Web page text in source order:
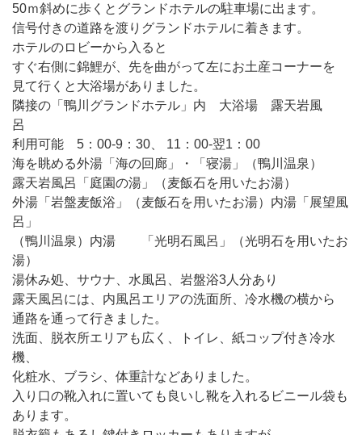
50ｍ斜めに歩くとグランドホテルの駐車場に出ます。
信号付きの道路を渡りグランドホテルに着きます。
ホテルのロビーから入ると
すぐ右側に錦鯉が、先を曲がって左にお土産コーナーを
見て行くと大浴場がありました。
隣接の「鴨川グランドホテル」内 大浴場 露天岩風
呂
利用可能 5：00-9：30、 11：00-翌1：00
海を眺める外湯「海の回廊」・「寝湯」（鴨川温泉）
露天岩風呂「庭園の湯」（麦飯石を用いたお湯）
外湯「岩盤麦飯浴」（麦飯石を用いたお湯）内湯「展望風
呂」
（鴨川温泉）内湯 「光明石風呂」（光明石を用いたお
湯）
湯休み処、サウナ、水風呂、岩盤浴3人分あり
露天風呂には、内風呂エリアの洗面所、冷水機の横から
通路を通って行きました。
洗面、脱衣所エリアも広く、トイレ、紙コップ付き冷水
機、
化粧水、ブラシ、体重計などありました。
入り口の靴入れに置いても良いし靴を入れるビニール袋も
あります。